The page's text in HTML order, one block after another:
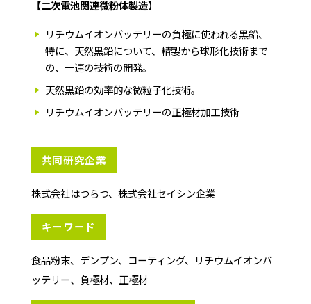
【二次電池関連微粉体製造】
リチウムイオンバッテリーの負極に使われる黒鉛、
特に、天然黒鉛について、精製から球形化技術まで
の、一連の技術の開発。
天然黒鉛の効率的な微粒子化技術。
リチウムイオンバッテリーの正極材加工技術
共同研究企業
株式会社はつらつ、株式会社セイシン企業
キーワード
食品粉末、デンプン、コーティング、リチウムイオンバ
ッテリー、負極材、正極材